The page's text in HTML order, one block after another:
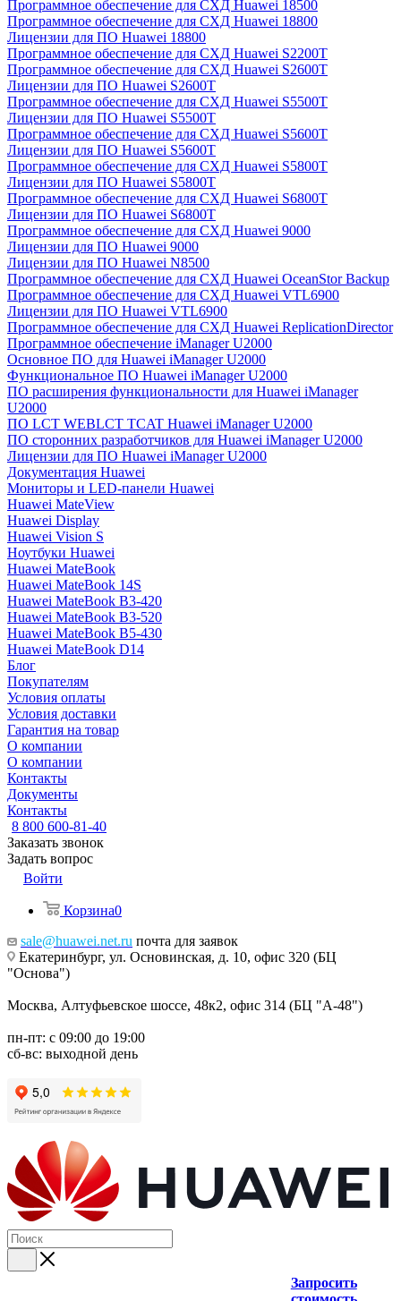
Программное обеспечение для СХД Huawei 18500
Программное обеспечение для СХД Huawei 18800
Лицензии для ПО Huawei 18800
Программное обеспечение для СХД Huawei S2200T
Программное обеспечение для СХД Huawei S2600T
Лицензии для ПО Huawei S2600T
Программное обеспечение для СХД Huawei S5500T
Лицензии для ПО Huawei S5500T
Программное обеспечение для СХД Huawei S5600T
Лицензии для ПО Huawei S5600T
Программное обеспечение для СХД Huawei S5800T
Лицензии для ПО Huawei S5800T
Программное обеспечение для СХД Huawei S6800T
Лицензии для ПО Huawei S6800T
Программное обеспечение для СХД Huawei 9000
Лицензии для ПО Huawei 9000
Лицензии для ПО Huawei N8500
Программное обеспечение для СХД Huawei OceanStor Backup
Программное обеспечение для СХД Huawei VTL6900
Лицензии для ПО Huawei VTL6900
Программное обеспечение для СХД Huawei ReplicationDirector
Программное обеспечение iManager U2000
Основное ПО для Huawei iManager U2000
Функциональное ПО Huawei iManager U2000
ПО расширения функциональности для Huawei iManager
U2000
ПО LCT WEBLCT TCAT Huawei iManager U2000
ПО сторонних разработчиков для Huawei iManager U2000
Лицензии для ПО Huawei iManager U2000
Документация Huawei
Мониторы и LED-панели Huawei
Huawei MateView
Huawei Display
Huawei Vision S
Ноутбуки Huawei
Huawei MateBook
Huawei MateBook 14S
Huawei MateBook B3-420
Huawei MateBook B3-520
Huawei MateBook B5-430
Huawei MateBook D14
Блог
Покупателям
Условия оплаты
Условия доставки
Гарантия на товар
О компании
О компании
Контакты
Документы
Контакты
8 800 600-81-40
Заказать звонок
Задать вопрос
Войти
Корзина0
sale@huawei.net.ru почта для заявок
Екатеринбург, ул. Основинская, д. 10, офис 320 (БЦ
"Основа")
Москва, Алтуфьевское шоссе, 48к2, офис 314 (БЦ "А-48")
пн-пт: с 09:00 до 19:00
сб-вс: выходной день
Запросить